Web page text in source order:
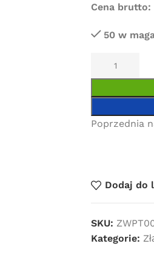
Cena brutto:
50 w
Poprzednia
Dodaj do
SKU:
Kategorie: